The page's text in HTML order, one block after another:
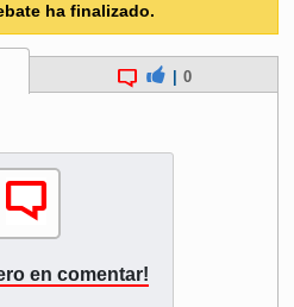
ha finalizado.
0
en comentar!